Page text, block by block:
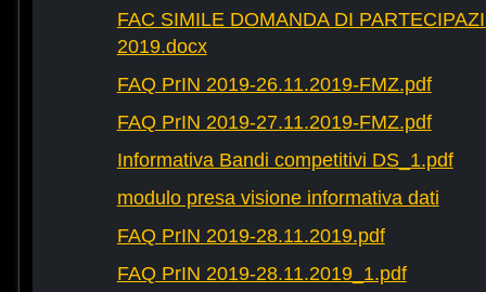
FAC SIMILE DOMANDA DI
2019.docx
FAQ PrIN 2019-26.11.2019-FMZ.pdf
FAQ PrIN 2019-27.11.2019-FMZ.pdf
Informativa Bandi competitivi DS_1.pdf
modulo presa visione informativa dati
FAQ PrIN 2019-28.11.2019.pdf
FAQ PrIN 2019-28.11.2019_1.pdf